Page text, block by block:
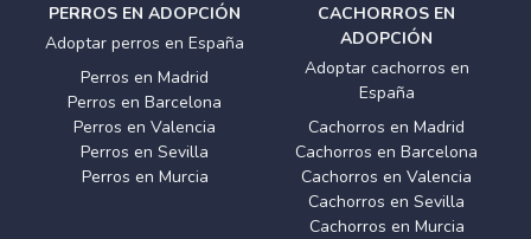
PERROS EN ADOPCIÓN
Adoptar perros en España
Perros en Madrid
Perros en Barcelona
Perros en Valencia
Perros en Sevilla
Perros en Murcia
CACHORROS EN
ADOPCIÓN
Adoptar cachorros en
España
Cachorros en Madrid
Cachorros en Barcelona
Cachorros en Valencia
Cachorros en Sevilla
Cachorros en Murcia